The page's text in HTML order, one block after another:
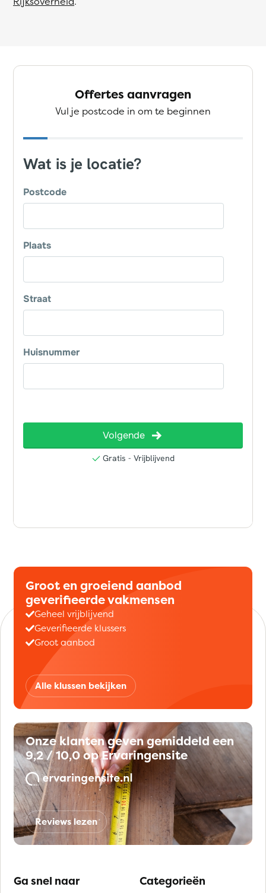
Offertes aanvragen
Vul je postcode in om te beginnen
Groot en groeiend aanbod
geverifieerde vakmensen
Geheel vrijblijvend
Geverifieerde klussers
Groot aanbod
Alle klussen bekijken
Onze klanten geven gemiddeld een
9,2 / 10,0 op Ervaringensite
Reviews lezen
Ga snel naar Categorieën